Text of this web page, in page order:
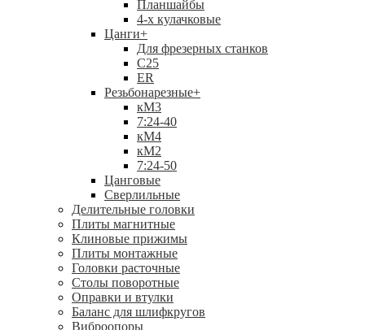
Планшайбы
4-х кулачковые
Цанги+
Для фрезерных станков
С25
ER
Резьбонарезные+
кМ3
7:24-40
кМ4
кМ2
7:24-50
Цанговые
Сверлильные
Делительные головки
Плиты магнитные
Клиновые прижимы
Плиты монтажные
Головки расточные
Столы поворотные
Оправки и втулки
Баланс для шлифкругов
Виброопоры